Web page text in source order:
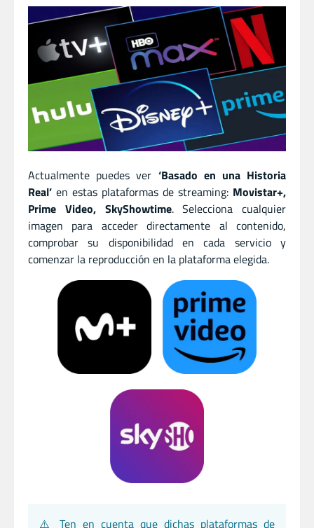
Actualmente puedes ver ‘Basado en una Historia
Real’ en estas plataformas de streaming: Movistar+,
Prime Video, SkyShowtime. Selecciona cualquier
imagen para acceder directamente al contenido,
comprobar su disponibilidad en cada servicio y
comenzar la reproducción en la plataforma elegida.
⚠️ Ten en cuenta que dichas plataformas de